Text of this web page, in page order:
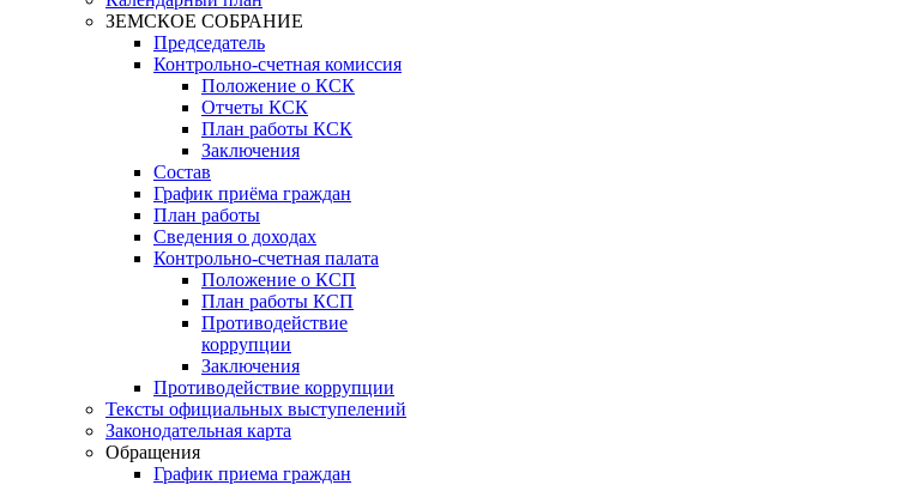
ЗЕМСКОЕ СОБРАНИЕ
Председатель
Контрольно-счетная комиссия
Положение о КСК
Отчеты КСК
План работы КСК
Заключения
Состав
График приёма граждан
План работы
Сведения о доходах
Контрольно-счетная палата
Положение о КСП
План работы КСП
Противодействие
коррупции
Заключения
Противодействие коррупции
Тексты официальных выступелений
Законодательная карта
Обращения
График приема граждан